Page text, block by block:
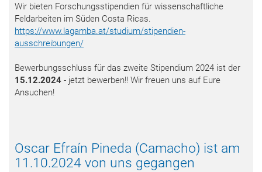
Wir bieten Forschungsstipendien für wissenschaftliche
Feldarbeiten im Süden Costa Ricas.
https://www.lagamba.at/studium/stipendien-
ausschreibungen/
Bewerbungsschluss für das zweite Stipendium 2024 ist der
15.12.2024 - jetzt bewerben!! Wir freuen uns auf Eure
Ansuchen!
Oscar Efraín Pineda (Camacho) ist am
11.10.2024 von uns gegangen